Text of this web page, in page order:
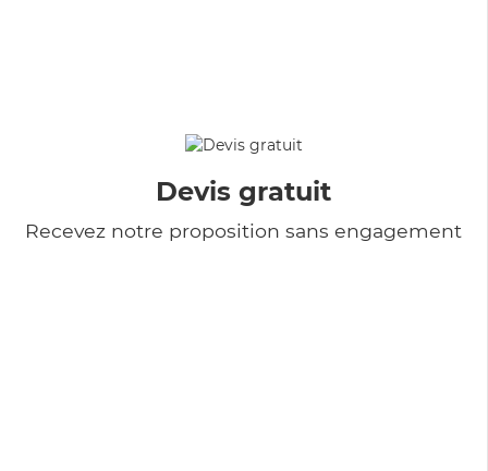
Devis gratuit
Recevez notre proposition sans engagement